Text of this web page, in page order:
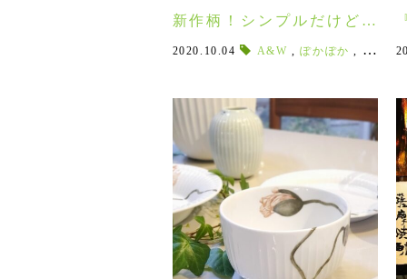
新作柄！シンプルだけど個
性的な北欧ブランケット♪
2020.10.04 A&W ,ぽかぽか あった